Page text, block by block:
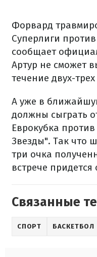
Форвард
Суперлиги
сообщает
Артур не сможет
течение двух-
А уже в
должны сыграть
Еврокубка
Звезды". Так что
три очка
встрече
Связанные
СПОРТ БАСКЕТБОЛ